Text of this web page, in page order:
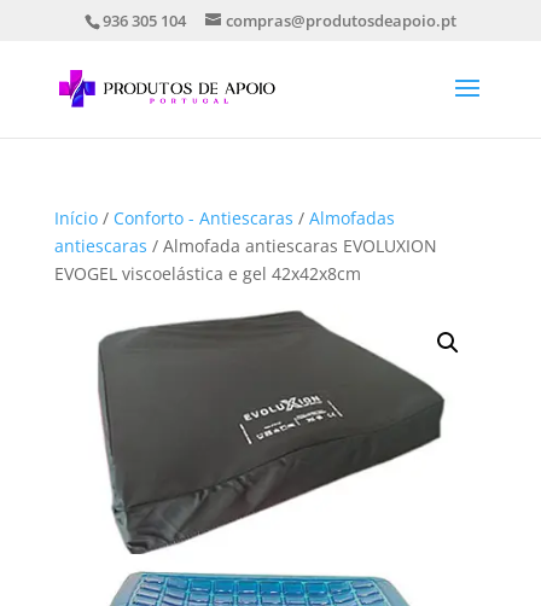
936 305 104 compras@produtosdeapoio.pt
Início/ Conforto - Antiescaras / Almofadas
antiescaras / Almofada antiescaras EVOLUXION
EVOGEL viscoelástica e gel 42x42x8cm